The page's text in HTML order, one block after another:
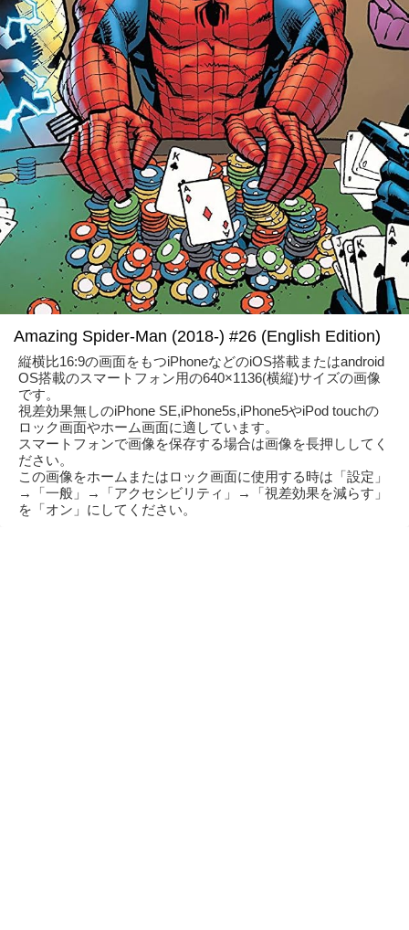
Amazing Spider-Man (2018-) #26 (English Edition)
縦横比16:9の画面をもつiPhoneなどのiOS搭載またはandroid
OS搭載のスマートフォン用の640×1136(横縦)サイズの画像
です。
視差効果無しのiPhone SE,iPhone5s,iPhone5やiPod touchの
ロック画面やホーム画面に適しています。
スマートフォンで画像を保存する場合は画像を長押ししてく
ださい。
この画像をホームまたはロック画面に使用する時は「設定」
→「一般」→「アクセシビリティ」→「視差効果を減らす」
を「オン」にしてください。